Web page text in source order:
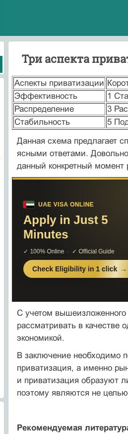
Три аспекта
Аспекты приватизации
Эффективность
1
Распределение
3
Стабильность
5
Данная схема предлагает
ясными ответами.
данный конкретный
С учетом вышеизложенного
рассматривать в
экономикой.
В заключение необходимо
приватизация, а именно
и приватизация образуют
поэтому являются не
Рекомендуемая